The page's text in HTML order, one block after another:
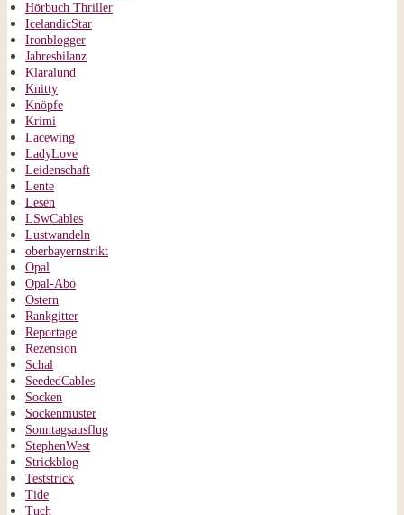
Hörbuch Thriller
IcelandicStar
Ironblogger
Jahresbilanz
Klaralund
Knitty
Knöpfe
Krimi
Lacewing
LadyLove
Leidenschaft
Lente
Lesen
LSwCables
Lustwandeln
oberbayernstrikt
Opal
Opal-Abo
Ostern
Rankgitter
Reportage
Rezension
Schal
SeededCables
Socken
Sockenmuster
Sonntagsausflug
StephenWest
Strickblog
Teststrick
Tide
Tuch